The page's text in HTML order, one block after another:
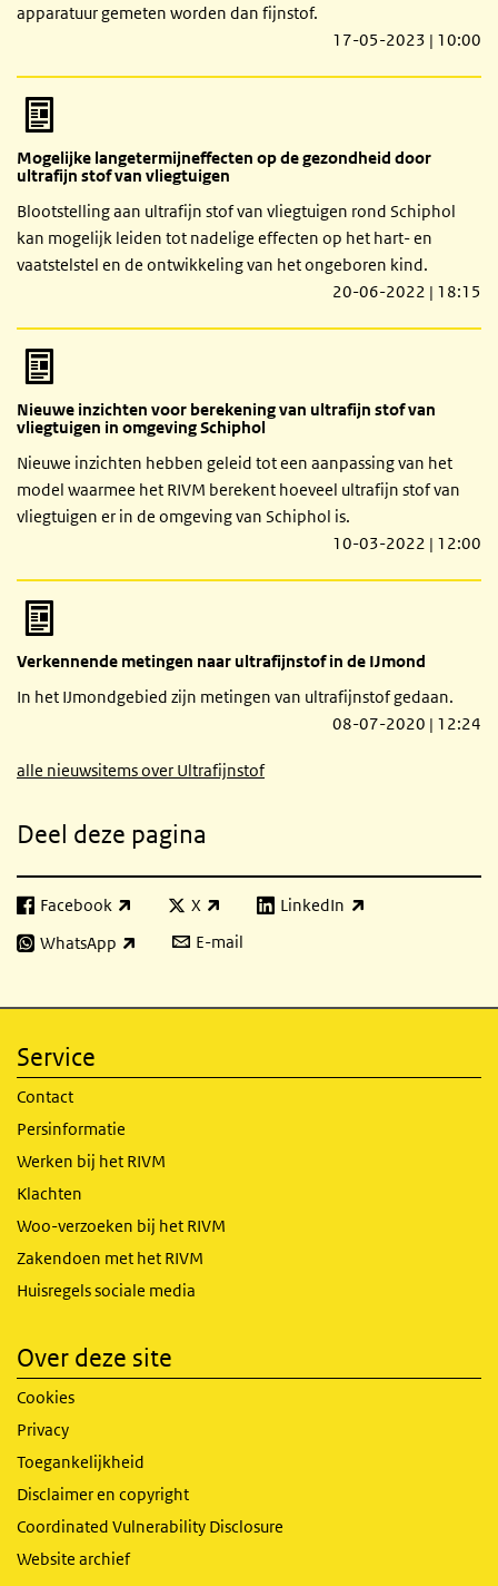
apparatuur gemeten worden dan fijnstof.
17-05-2023 | 10:00
Mogelijke langetermijneffecten op de gezondheid door
ultrafijn stof van vliegtuigen
Blootstelling aan ultrafijn stof van vliegtuigen rond Schiphol
kan mogelijk leiden tot nadelige effecten op het hart- en
vaatstelstel en de ontwikkeling van het ongeboren kind.
20-06-2022 | 18:15
Nieuwe inzichten voor berekening van ultrafijn stof van
vliegtuigen in omgeving Schiphol
Nieuwe inzichten hebben geleid tot een aanpassing van het
model waarmee het RIVM berekent hoeveel ultrafijn stof van
vliegtuigen er in de omgeving van Schiphol is.
10-03-2022 | 12:00
Verkennende metingen naar ultrafijnstof in de IJmond
In het IJmondgebied zijn metingen van ultrafijnstof gedaan.
08-07-2020 | 12:24
alle nieuwsitems over Ultrafijnstof
Deel deze pagina
Facebook
(externe link) X
(externe link) LinkedIn
(externe link)
WhatsApp
(externe link) E-mail
Service
Contact
Persinformatie
Werken bij het RIVM
Klachten
Woo-verzoeken bij het RIVM
Zakendoen met het RIVM
Huisregels sociale media
Over deze site
Cookies
Privacy
Toegankelijkheid
Disclaimer en copyright
Coordinated Vulnerability Disclosure
Website archief